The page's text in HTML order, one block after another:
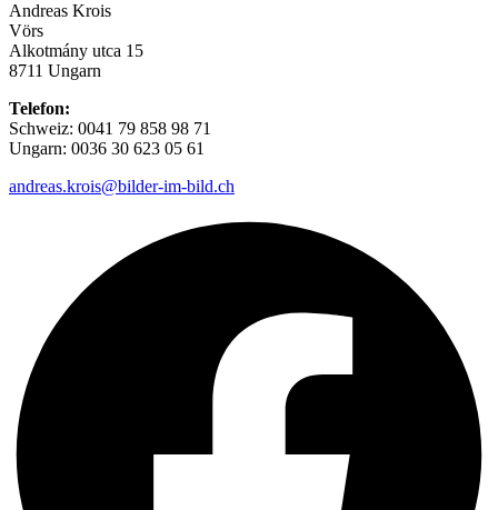
Andreas Krois
Vörs
Alkotmány utca 15
8711 Ungarn
Telefon:
Schweiz: 0041 79 858 98 71
Ungarn: 0036 30 623 05 61
andreas.krois@bilder-im-bild.ch